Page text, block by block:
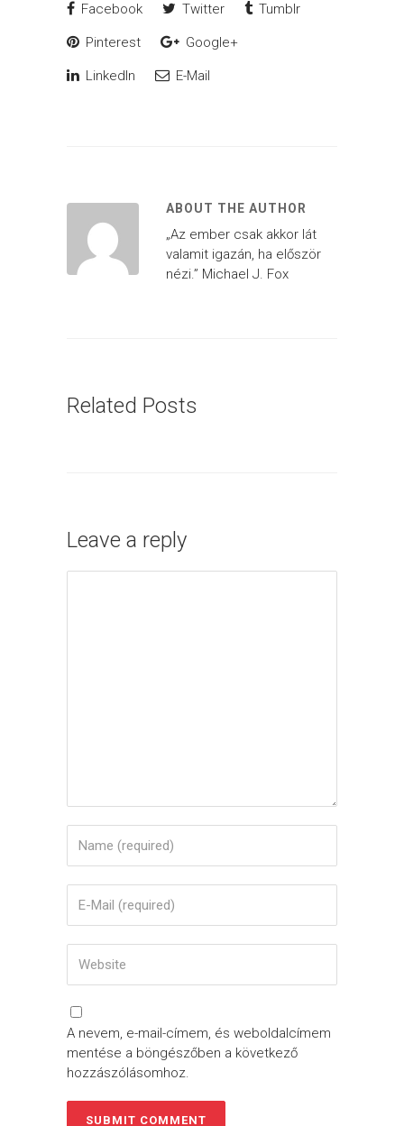
Facebook Twitter Tumblr
Pinterest Google+
LinkedIn E-Mail
ABOUT THE AUTHOR
„Az ember csak akkor lát
valamit igazán, ha először
nézi.” Michael J. Fox
Related Posts
Leave a reply
A nevem, e-mail-címem, és weboldalcímem
mentése a böngészőben a következő
hozzászólásomhoz.